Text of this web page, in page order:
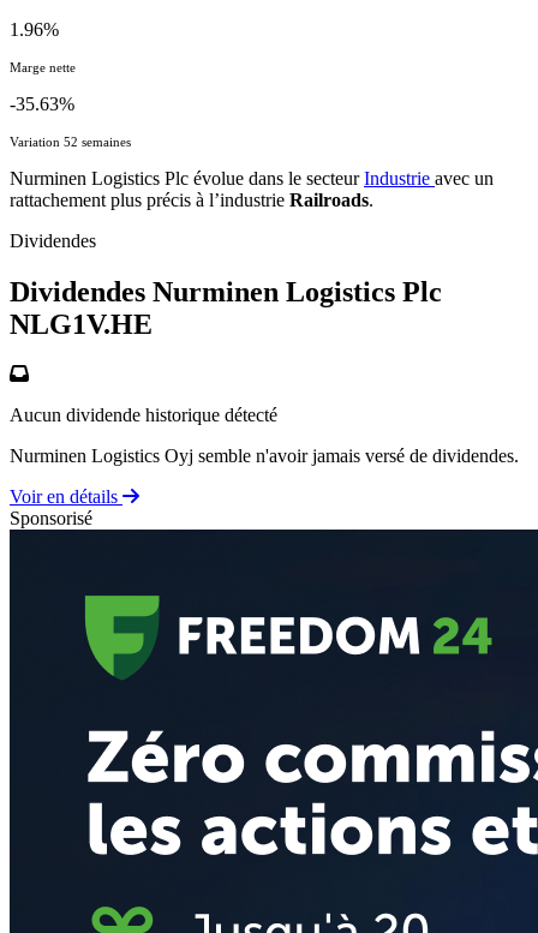
1.96%
Marge nette
-35.63%
Variation 52 semaines
Nurminen Logistics Plc évolue dans le secteurIndustrie avec un
rattachement plus précis à l’industrie Railroads.
Dividendes
Dividendes Nurminen Logistics Plc
NLG1V.HE
Aucun dividende historique détecté
Nurminen Logistics Oyj semble n'avoir jamais versé de dividendes.
Voir en détails
Sponsorisé